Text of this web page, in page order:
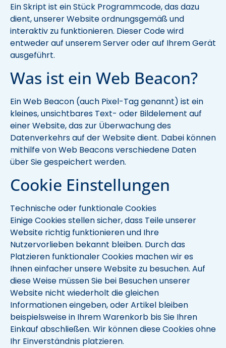
Ein Skript ist ein Stück Programmcode, das dazu
dient, unserer Website ordnungsgemäß und
interaktiv zu funktionieren. Dieser Code wird
entweder auf unserem Server oder auf Ihrem Gerät
ausgeführt.
Was ist ein Web Beacon?
Ein Web Beacon (auch Pixel-Tag genannt) ist ein
kleines, unsichtbares Text- oder Bildelement auf
einer Website, das zur Überwachung des
Datenverkehrs auf der Website dient. Dabei können
mithilfe von Web Beacons verschiedene Daten
über Sie gespeichert werden.
Cookie Einstellungen
Technische oder funktionale Cookies
Einige Cookies stellen sicher, dass Teile unserer
Website richtig funktionieren und Ihre
Nutzervorlieben bekannt bleiben. Durch das
Platzieren funktionaler Cookies machen wir es
Ihnen einfacher unsere Website zu besuchen. Auf
diese Weise müssen Sie bei Besuchen unserer
Website nicht wiederholt die gleichen
Informationen eingeben, oder Artikel bleiben
beispielsweise in Ihrem Warenkorb bis Sie Ihren
Einkauf abschließen. Wir können diese Cookies ohne
Ihr Einverständnis platzieren.